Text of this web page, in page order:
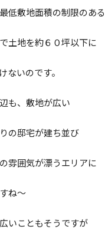
低敷地面積の制限のある
土地を約６０坪以下に
ないのです。
も、敷地が広い
の邸宅が建ち並び
雰囲気が漂うエリアに
ね～
いこともそうですが